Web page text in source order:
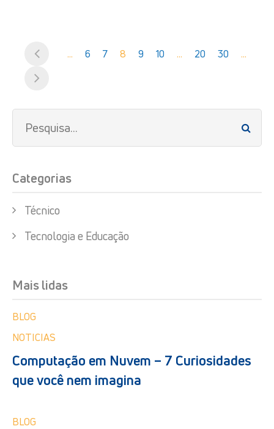
... 6 7 8 9 10 ... 20 30 ...
Categorias
Técnico
Tecnologia e Educação
Mais lidas
BLOG
NOTICIAS
Computação em Nuvem – 7 Curiosidades
que você nem imagina
BLOG